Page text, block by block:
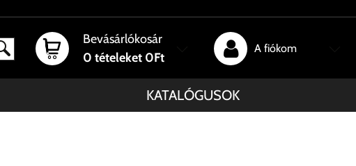
Bevásárlókosár
0 tételeket 0Ft
A fiókom
KATALÓGUSOK